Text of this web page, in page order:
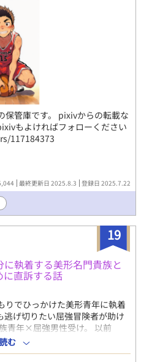
保管庫です。 pixivからの転載な
もよければフォローください
117184373
最終更新日 2025.8.3 登録日 2025.7.22
19
執着する美形名門貴族と
に直訴する話
りでひっかけた美形青年に執着
逃げ切りたい屈強冒険者が助け
青年×屈強男性受け。 以前
す。 （ムーンライトノベルズ、
む